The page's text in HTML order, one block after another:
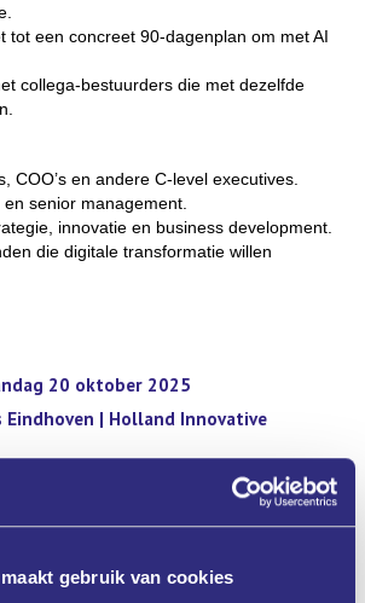
gebruik van cookies
tot een concreet 90-dagenplan om met AI
collega-bestuurders die met dezelfde
COO’s en andere C-level executives.
senior management.
innovatie en business development.
die digitale transformatie willen
20 oktober 2025
Eindhoven | Holland Innovative
groep en inventarisatie van AI-doelen.